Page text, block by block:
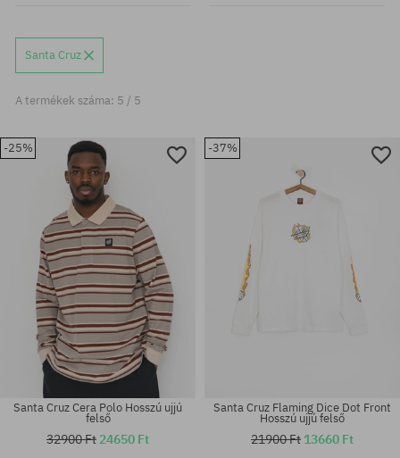
Santa Cruz
A termékek száma: 5 / 5
-25%
Santa Cruz Cera Polo Hosszú ujjú
felső
32900 Ft 24650 Ft
-37%
Santa Cruz Flaming Dice Dot Front
Hosszú ujjú felső
21900 Ft 13660 Ft